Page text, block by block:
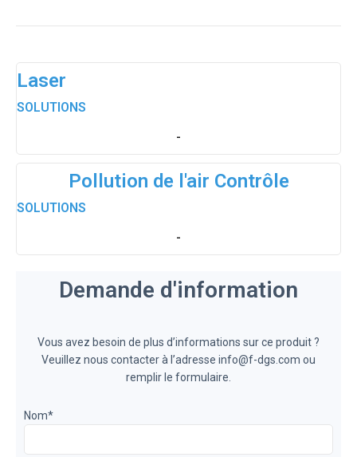
Laser
SOLUTIONS
-
Pollution de l'air Contrôle
SOLUTIONS
-
Demande d'information
Vous avez besoin de plus d’informations sur ce produit ?
Veuillez nous contacter à l’adresse info@f-dgs.com ou
remplir le formulaire.
Nom*